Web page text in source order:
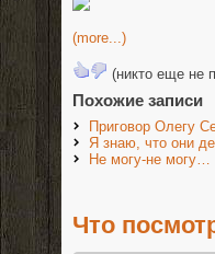
(more...)
(никто еще не
Похожие записи
Приговор Олегу
Я знаю, что они
Не могу-не могу…
Что